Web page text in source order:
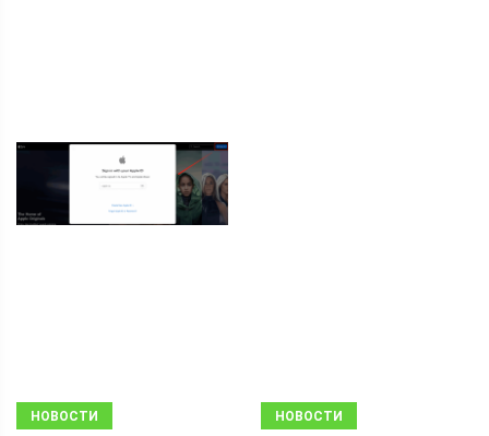
НОВОСТИ НОВОСТИ